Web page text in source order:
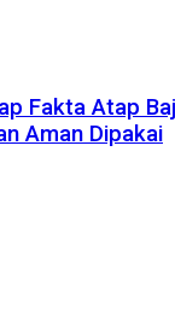
Fakta Atap
Aman Dipakai